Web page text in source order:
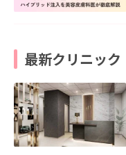
最新クリニック